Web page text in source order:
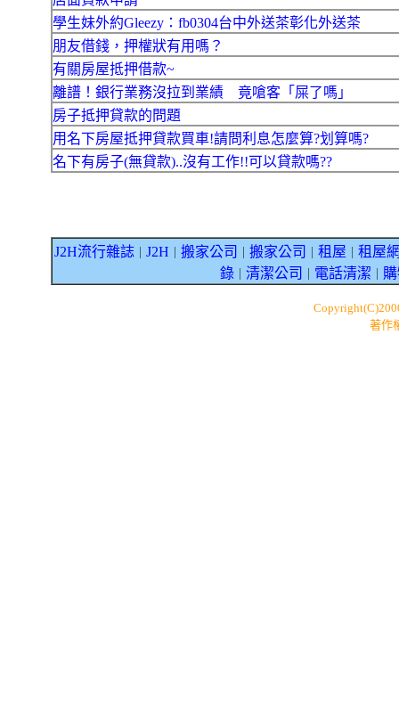
學生妹外約Gleezy：fb0304台中外送茶彰化外送茶
朋友借錢，押權狀有用嗎？
有關房屋抵押借款~
離譜！銀行業務沒拉到業績 竟嗆客「屎了嗎」
房子抵押貸款的問題
用名下房屋抵押貸款買車!請問利息怎麼算?划算嗎?
名下有房子(無貸款)..沒有工作!!可以貸款嗎??
J2H流行雜誌 J2H 搬家公司 搬家公司 租屋
租屋
錄｜ 清潔公司 電話清潔
著作